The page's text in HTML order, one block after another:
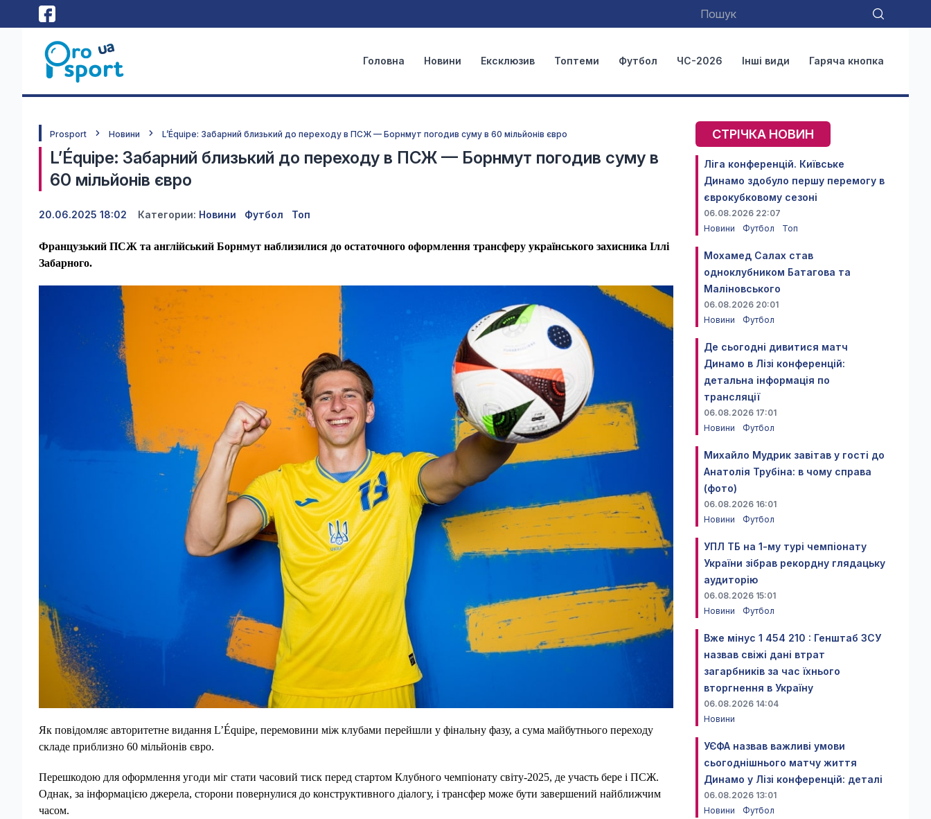
Головна Новини Ексклюзив Топтеми Футбол ЧС-2026 Інші види Гаряча кнопка
Prosport Новини L’Équipe: Забарний близький до переходу в ПСЖ — Борнмут погодив суму в 60 мільйонів євро
L’Équipe: Забарний близький до переходу в ПСЖ — Борнмут погодив суму в
60 мільйонів євро
20.06.2025 18:02 Категории: Новини Футбол Топ
Французький ПСЖ та англійський Борнмут наблизилися до остаточного оформлення трансферу українського захисника Іллі
Забарного.
Як повідомляє авторитетне видання L’Équipe, перемовини між клубами перейшли у фінальну фазу, а сума майбутнього переходу
складе приблизно 60 мільйонів євро.
Перешкодою для оформлення угоди міг стати часовий тиск перед стартом Клубного чемпіонату світу-2025, де участь бере і ПСЖ.
Однак, за інформацією джерела, сторони повернулися до конструктивного діалогу, і трансфер може бути завершений найближчим
часом.
СТРІЧКА НОВИН
Ліга конференцій. Київське
Динамо здобуло першу перемогу в
єврокубковому сезоні
06.08.2026 22:07
Новини
Футбол Топ
Мохамед Салах став
одноклубником Батагова та
Маліновського
06.08.2026 20:01
Новини
Футбол
Де сьогодні дивитися матч
Динамо в Лізі конференцій:
детальна інформація по
трансляції
06.08.2026 17:01
Новини
Футбол
Михайло Мудрик завітав у гості до
Анатолія Трубіна: в чому справа
(фото)
06.08.2026 16:01
Новини
Футбол
УПЛ ТБ на 1-му турі чемпіонату
України зібрав рекордну глядацьку
аудиторію
06.08.2026 15:01
Новини
Футбол
Вже мінус 1 454 210 : Генштаб ЗСУ
назвав свіжі дані втрат
загарбників за час їхнього
вторгнення в Україну
06.08.2026 14:04
Новини
УЄФА назвав важливі умови
сьогоднішнього матчу життя
Динамо у Лізі конференцій: деталі
06.08.2026 13:01
Новини
Футбол